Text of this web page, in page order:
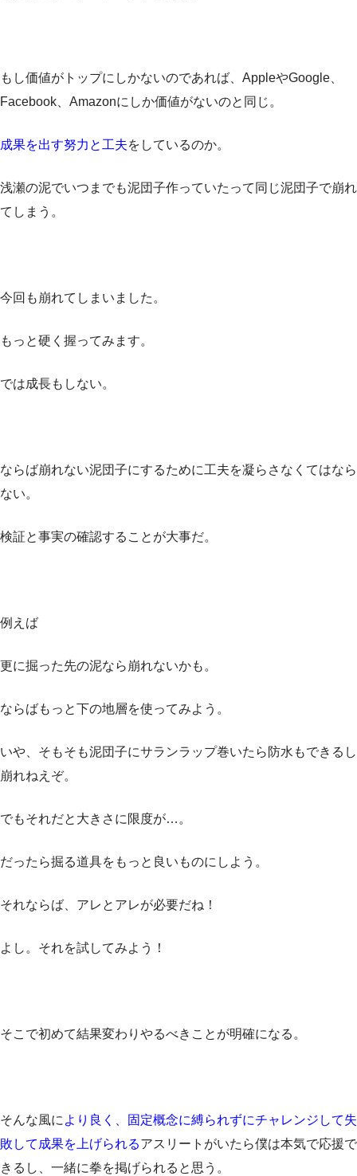
もし価値がトップにしかないのであれば、AppleやGoogle、
Facebook、Amazonにしか価値がないのと同じ。
成果を出す努力と工夫をしているのか。
浅瀬の泥でいつまでも泥団子作っていたって同じ泥団子で崩れ
てしまう。
今回も崩れてしまいました。
もっと硬く握ってみます。
では成長もしない。
ならば崩れない泥団子にするために工夫を凝らさなくてはなら
ない。
検証と事実の確認することが大事だ。
例えば
更に掘った先の泥なら崩れないかも。
ならばもっと下の地層を使ってみよう。
いや、そもそも泥団子にサランラップ巻いたら防水もできるし
崩れねえぞ。
でもそれだと大きさに限度が…。
だったら掘る道具をもっと良いものにしよう。
それならば、アレとアレが必要だね！
よし。それを試してみよう！
そこで初めて結果変わりやるべきことが明確になる。
そんな風に より良く、固定概念に縛られずにチャレンジして失
敗して成果を上げられるアスリートがいたら僕は本気で応援で
きるし、一緒に拳を掲げられると思う。